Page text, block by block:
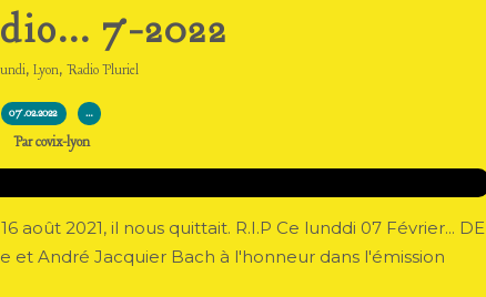
7-2022
, Lyon, Radio Pluriel
07.02.2022 …
Par covix-lyon
août 2021, il nous quittait. R.I.P Ce lunddi 07 Février... DE
et André Jacquier Bach à l'honneur dans l'émission